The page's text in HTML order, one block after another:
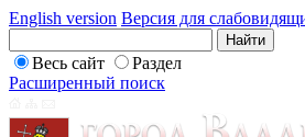
English version Версия для
Весь сайт
Раздел
Расширенный поиск